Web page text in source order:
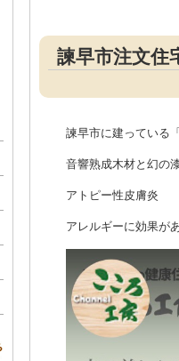
諫早市注文住
諫早市に建っている
音響熟成木材と幻の
アトピー性皮膚炎
アレルギーに効果が